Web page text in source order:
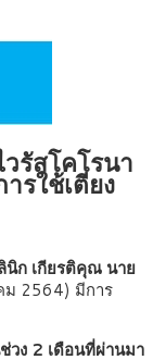
รัสโคโรนา
รใช้เตียง
นิก เกียรติคุณ นาย
ม 2564) มีการ
วง 2 เดือนที่ผ่านมา